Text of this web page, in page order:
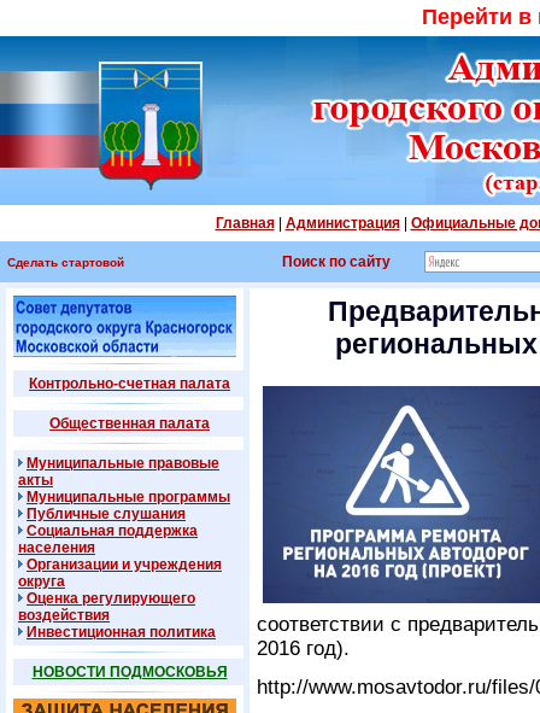
Перейти
Главная| Администрация| Официальные
Сделать стартовой Поиск по сайту
Контрольно-счетная палата
Общественная палата
Муниципальные правовые
акты
Муниципальные программы
Публичные слушания
Социальная поддержка
населения
Организации и учреждения
округа
Оценка регулирующего
воздействия
Инвестиционная политика
НОВОСТИ ПОДМОСКОВЬЯ
региональных
соответствии с
2016 год).
http://www.mosavtodor.ru/files/